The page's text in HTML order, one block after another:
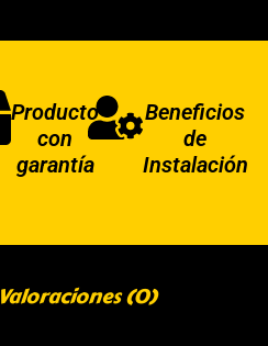
Producto
con
garantía
Beneficios
de
Instalación
Valoraciones (0)